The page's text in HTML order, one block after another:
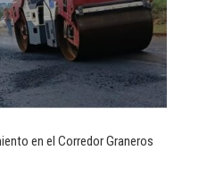
en el Corredor Graneros